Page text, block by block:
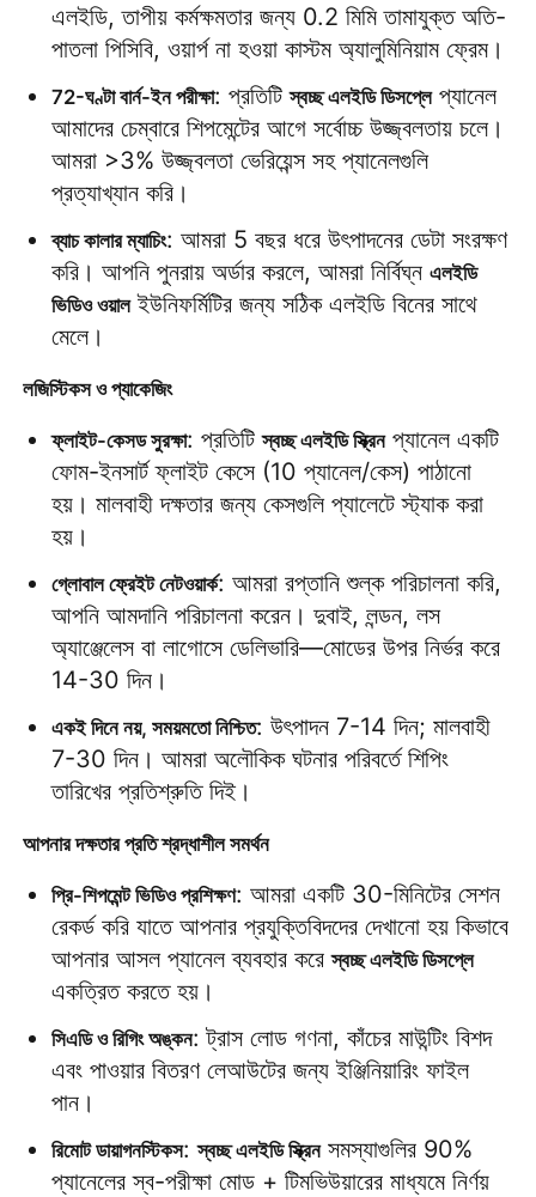
এলইডি, তাপীয় কর্মক্ষমতার জন্য 0.2 মিমি তামাযুক্ত অতি-
পাতলা পিসিবি, ওয়ার্প না হওয়া কাস্টম অ্যালুমিনিয়াম ফ্রেম।
72-ঘণ্টা বার্ন-ইন পরীক্ষা: প্রতিটি স্বচ্ছ এলইডি ডিসপ্লে প্যানেল
আমাদের চেম্বারে শিপমেন্টের আগে সর্বোচ্চ উজ্জ্বলতায় চলে।
আমরা >3% উজ্জ্বলতা ভেরিয়েন্স সহ প্যানেলগুলি
প্রত্যাখ্যান করি।
ব্যাচ কালার ম্যাচিং: আমরা 5 বছর ধরে উৎপাদনের ডেটা সংরক্ষণ
করি। আপনি পুনরায় অর্ডার করলে, আমরা নির্বিঘ্ন এলইডি
ভিডিও ওয়াল ইউনিফর্মিটির জন্য সঠিক এলইডি বিনের সাথে
মেলে।
লজিস্টিকস ও প্যাকেজিং
ফ্লাইট-কেসড সুরক্ষা: প্রতিটি স্বচ্ছ এলইডি স্ক্রিন প্যানেল একটি
ফোম-ইনসার্ট ফ্লাইট কেসে (10 প্যানেল/কেস) পাঠানো
হয়। মালবাহী দক্ষতার জন্য কেসগুলি প্যালেটে স্ট্যাক করা
হয়।
গ্লোবাল ফ্রেইট নেটওয়ার্ক: আমরা রপ্তানি শুল্ক পরিচালনা করি,
আপনি আমদানি পরিচালনা করেন। দুবাই, লন্ডন, লস
অ্যাঞ্জেলেস বা লাগোসে ডেলিভারি—মোডের উপর নির্ভর করে
14-30 দিন।
একই দিনে নয়, সময়মতো নিশ্চিত: উৎপাদন 7-14 দিন; মালবাহী
7-30 দিন। আমরা অলৌকিক ঘটনার পরিবর্তে শিপিং
তারিখের প্রতিশ্রুতি দিই।
আপনার দক্ষতার প্রতি শ্রদ্ধাশীল সমর্থন
প্রি-শিপমেন্ট ভিডিও প্রশিক্ষণ: আমরা একটি 30-মিনিটের সেশন
রেকর্ড করি যাতে আপনার প্রযুক্তিবিদদের দেখানো হয় কিভাবে
আপনার আসল প্যানেল ব্যবহার করে স্বচ্ছ এলইডি ডিসপ্লে
একত্রিত করতে হয়।
সিএডি ও রিগিং অঙ্কন: ট্রাস লোড গণনা, কাঁচের মাউন্টিং বিশদ
এবং পাওয়ার বিতরণ লেআউটের জন্য ইঞ্জিনিয়ারিং ফাইল
পান।
রিমোট ডায়াগনস্টিকস: স্বচ্ছ এলইডি স্ক্রিন সমস্যাগুলির 90%
প্যানেলের স্ব-পরীক্ষা মোড + টিমভিউয়ারের মাধ্যমে নির্ণয়